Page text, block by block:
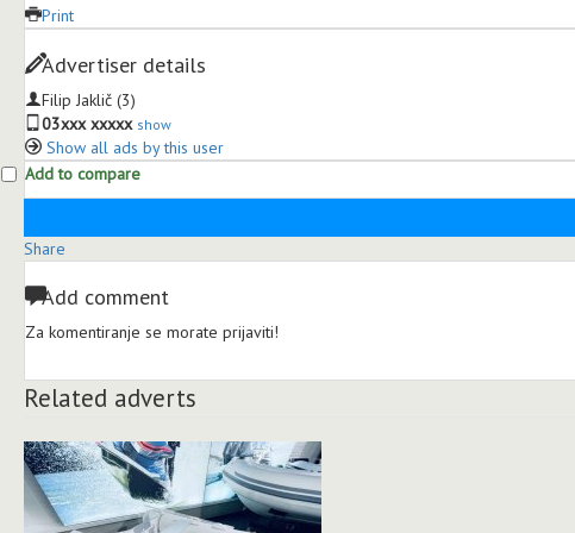
Print
Advertiser details
Filip Jaklič (3)
03xxx xxxxx show
Show all ads by this user
Add to compare
Share
Add comment
Za komentiranje se morate prijaviti!
Related adverts